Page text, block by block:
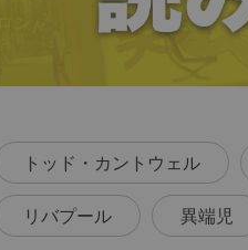
トッド・カントウェル
リバプール 異端児